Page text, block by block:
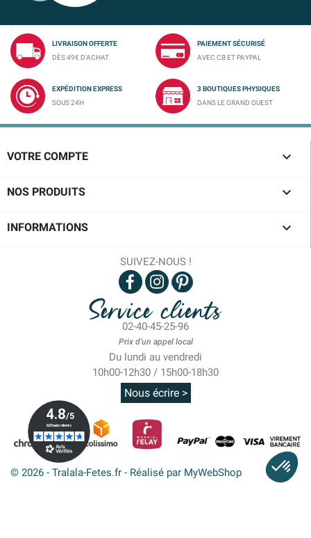
LIVRAISON OFFERTE
DÈS 49€ D'ACHAT
PAIEMENT SÉCURISÉ
AVEC CB ET PAYPAL
EXPÉDITION EXPRESS
SOUS 24H
3 BOUTIQUES PHYSIQUES
DANS LE GRAND OUEST
VOTRE COMPTE 
NOS PRODUITS 
INFORMATIONS 
SUIVEZ-NOUS !
Service clients
02-40-45-25-96
Prix d'un appel local
Du lundi au vendredi
10h00-12h30 / 15h00-18h30
Nous écrire >
© 2026 - Tralala-Fetes.fr - Réalisé par MyWebShop